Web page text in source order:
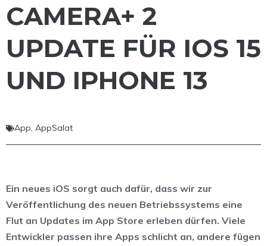
CAMERA+ 2
UPDATE FÜR IOS 15
UND IPHONE 13
App, AppSalat
Ein neues iOS sorgt auch dafür, dass wir zur
Veröffentlichung des neuen Betriebssystems eine
Flut an Updates im App Store erleben dürfen. Viele
Entwickler passen ihre Apps schlicht an, andere fügen